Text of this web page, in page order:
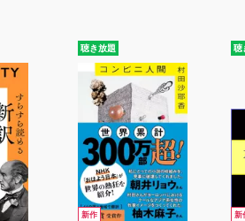
聴き放題
新作
聴
新